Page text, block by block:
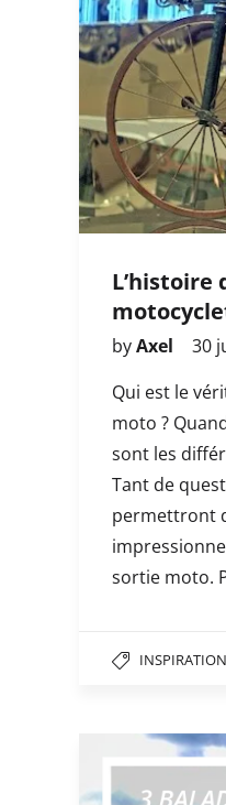
L’histoire
byAxel
30
Qui est le
moto ?
sont les
Tant de
permettront
sortie moto.